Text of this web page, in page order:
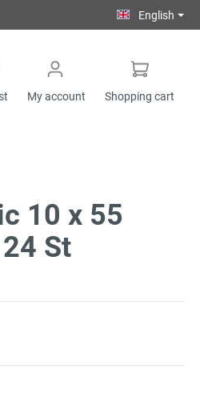
English
My account Shopping cart
10 x 55
St